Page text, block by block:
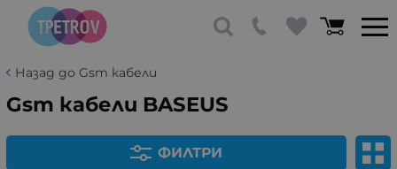
Назад до Gsm кабели
Gsm кабели BASEUS
ФИЛТРИ